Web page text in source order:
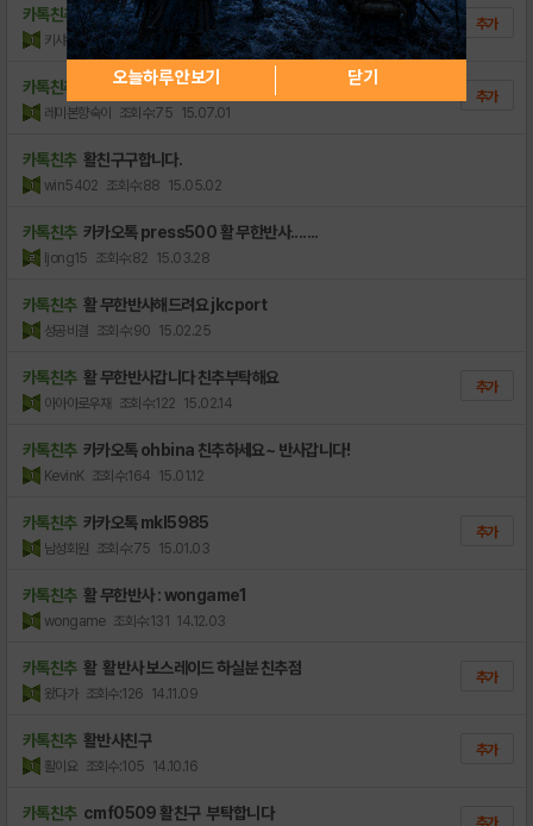
카톡친추 활 친구구해요 tn5246
키샤오 조회수:95 15.08.05
추가
카톡친추 hongbw77777 친추부탁해요.
레미본향숙이 조회수:75 15.07.01
추가
카톡친추 활친구구합니다.
win5402 조회수:88 15.05.02
카톡친추 카카오톡 press500 활 무한반사.......
ljong15 조회수:82 15.03.28
카톡친추 활 무한반사해드려요 jkcport
성공비결 조회수:90 15.02.25
카톡친추 활 무한반사갑니다 친추부탁해요
아아아로우재 조회수:122 15.02.14
추가
카톡친추 카카오톡 ohbina 친추하세요~ 반사갑니다!
KevinK 조회수:164 15.01.12
카톡친추 카카오톡 mkl5985
남성회원 조회수:75 15.01.03
추가
카톡친추 활 무한반사 : wongame1
wongame 조회수:131 14.12.03
카톡친추 활 활반사 보스레이드 하실분 친추점
왔다가 조회수:126 14.11.09
추가
카톡친추 활반사친구
활이요 조회수:105 14.10.16
추가
카톡친추 cmf0509 활친구 부탁합니다 추가
오늘하루 안보기 닫기